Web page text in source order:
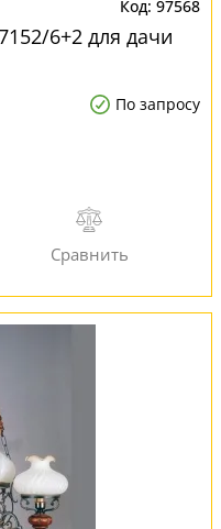
97568
6+2 для дачи
По запросу